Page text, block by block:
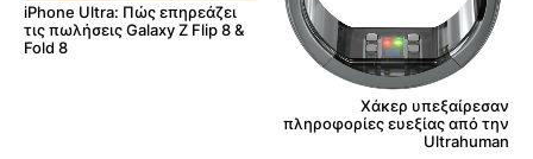
iPhone Ultra: Πώς επηρεάζει
τις πωλήσεις Galaxy Z Flip 8 &
Fold 8
Χάκερ υπεξαίρεσαν
πληροφορίες ευεξίας από την
Ultrahuman